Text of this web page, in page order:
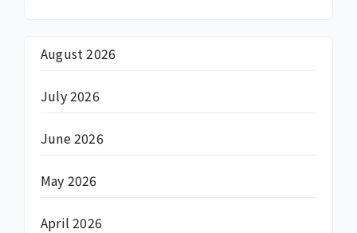
August 2026
July 2026
June 2026
May 2026
April 2026